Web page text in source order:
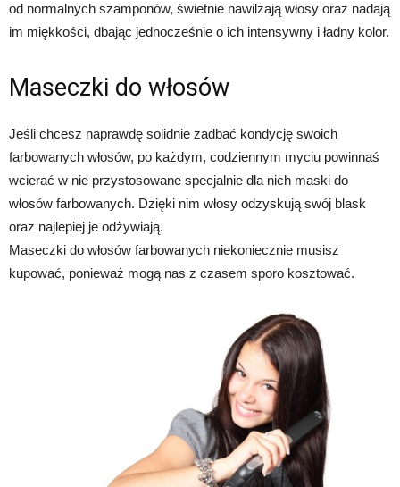
od normalnych szamponów, świetnie nawilżają włosy oraz nadają
im miękkości, dbając jednocześnie o ich intensywny i ładny kolor.
Maseczki do włosów
Jeśli chcesz naprawdę solidnie zadbać kondycję swoich
farbowanych włosów, po każdym, codziennym myciu powinnaś
wcierać w nie przystosowane specjalnie dla nich maski do
włosów farbowanych. Dzięki nim włosy odzyskują swój blask
oraz najlepiej je odżywiają.
Maseczki do włosów farbowanych niekoniecznie musisz
kupować, ponieważ mogą nas z czasem sporo kosztować.